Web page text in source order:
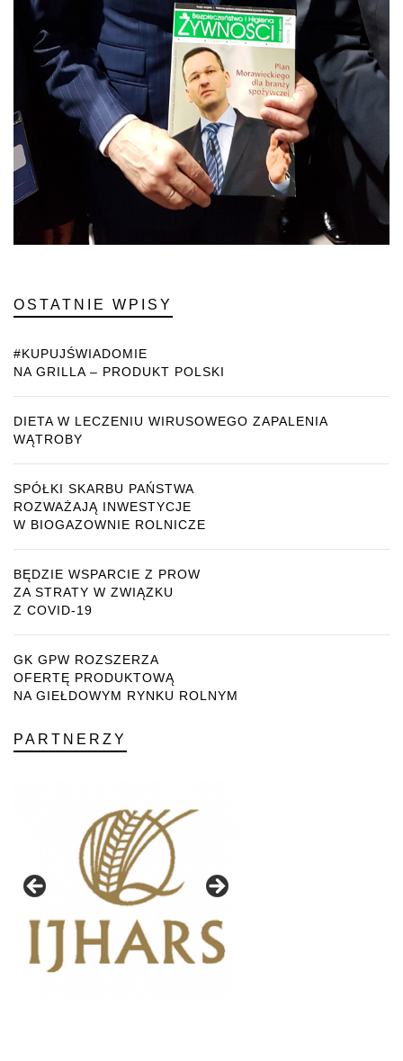
OSTATNIE WPISY
#KUPUJŚWIADOMIE
NA GRILLA – PRODUKT POLSKI
DIETA W LECZENIU WIRUSOWEGO ZAPALENIA
WĄTROBY
SPÓŁKI SKARBU PAŃSTWA
ROZWAŻAJĄ INWESTYCJE
W BIOGAZOWNIE ROLNICZE
BĘDZIE WSPARCIE Z PROW
ZA STRATY W ZWIĄZKU
Z COVID-19
GK GPW ROZSZERZA
OFERTĘ PRODUKTOWĄ
NA GIEŁDOWYM RYNKU ROLNYM
PARTNERZY